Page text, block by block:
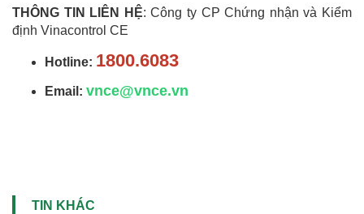
THÔNG TIN LIÊN HỆ: Công ty CP Chứng nhận và Kiểm
định Vinacontrol CE
Hotline: 1800.6083
Email: vnce@vnce.vn
TIN KHÁC